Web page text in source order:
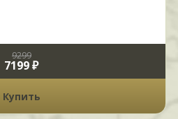
9299
7199 ₽
Купить